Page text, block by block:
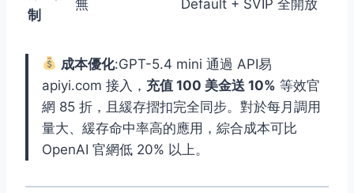
制
無 Default + SVIP 全開放
成本優化:GPT-5.4 mini 通過 API易
apiyi.com 接入， 充值 100 美金送 10% 等效官
網 85 折，且緩存摺扣完全同步。對於每月調用
量大、緩存命中率高的應用，綜合成本可比
OpenAI 官網低 20% 以上。